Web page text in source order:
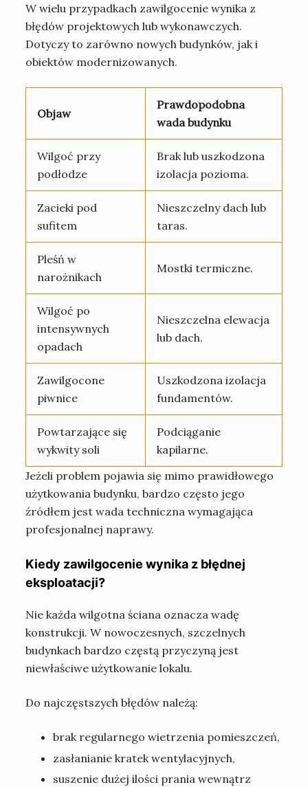
W wielu przypadkach zawilgocenie wynika z
błędów projektowych lub wykonawczych.
Dotyczy to zarówno nowych budynków, jak i
obiektów modernizowanych.
Objaw
Prawdopodobna
wada budynku
Wilgoć przy
podłodze
Brak lub uszkodzona
izolacja pozioma.
Zacieki pod
sufitem
Nieszczelny dach lub
taras.
Pleśń w
narożnikach
Mostki termiczne.
Wilgoć po
intensywnych
opadach
Nieszczelna elewacja
lub dach.
Zawilgocone
piwnice
Uszkodzona izolacja
fundamentów.
Powtarzające się
wykwity soli
Podciąganie
kapilarne.
Jeżeli problem pojawia się mimo prawidłowego
użytkowania budynku, bardzo często jego
źródłem jest wada techniczna wymagająca
profesjonalnej naprawy.
Kiedy zawilgocenie wynika z błędnej
eksploatacji?
Nie każda wilgotna ściana oznacza wadę
konstrukcji. W nowoczesnych, szczelnych
budynkach bardzo częstą przyczyną jest
niewłaściwe użytkowanie lokalu.
Do najczęstszych błędów należą:
brak regularnego wietrzenia pomieszczeń,
zasłanianie kratek wentylacyjnych,
suszenie dużej ilości prania wewnątrz